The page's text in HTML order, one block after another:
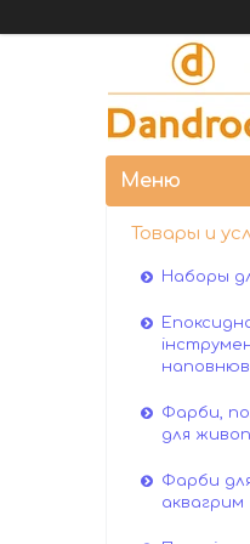
Товары и
Наборы
Фарби,
для
Фарби
аквагрим